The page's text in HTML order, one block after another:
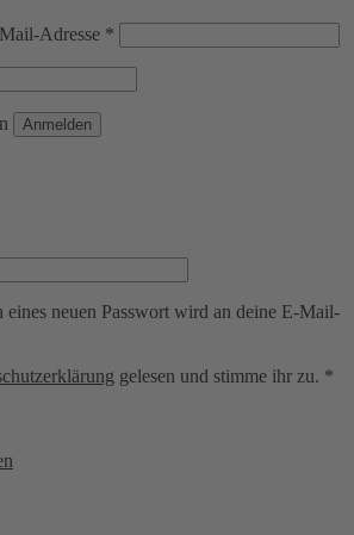
Adresse *
Anmelden
neuen Passwort wird an deine E-Mail-
gelesen und stimme ihr zu. *